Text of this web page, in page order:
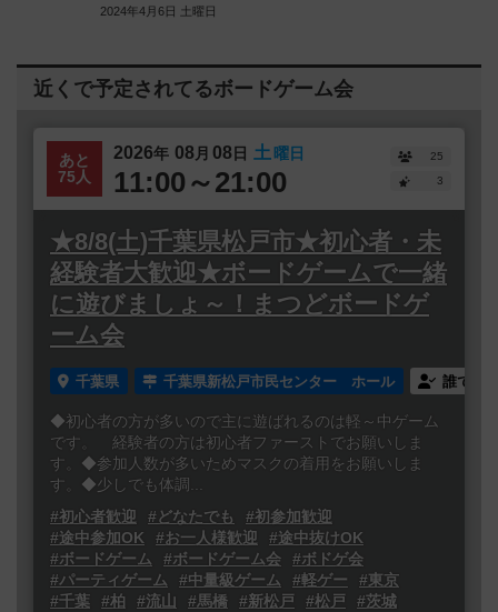
2024年4月6日 土曜日
近くで予定されてるボードゲーム会
あと
75人
2026年 08 月 08日 土曜日
11:00～21:00
25
3
★8/8(土)千葉県松戸市★初心者・未
経験者大歓迎★ボードゲームで一緒
に遊びましょ～！まつどボードゲ
ーム会
千葉県 千葉県新松戸市民センター ホール 誰でも
◆初心者の方が多いので主に遊ばれるのは軽～中ゲーム
です。 経験者の方は初心者ファーストでお願いしま
す。◆参加人数が多いためマスクの着用をお願いしま
す。◆少しでも体調...
#初心者歓迎
#どなたでも
#初参加歓迎
#途中参加OK
#お一人様歓迎
#途中抜けOK
#ボードゲーム
#ボードゲーム会
#ボドゲ会
#パーティゲーム
#中量級ゲーム #軽ゲー
#東京
#千葉
#柏 #流山 #馬橋 #新松戸 #松戸
#茨城